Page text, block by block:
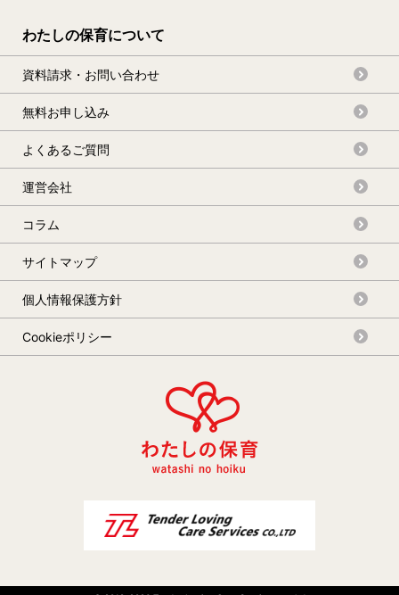
わたしの保育について
資料請求・お問い合わせ
無料お申し込み
よくあるご質問
運営会社
コラム
サイトマップ
個人情報保護方針
Cookieポリシー